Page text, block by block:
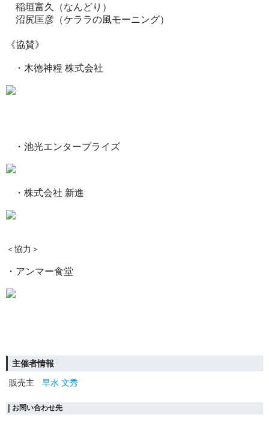
稲垣富久（なんどり）
沼尻匡彦（ケララの風モーニング）
《協賛》
・木徳神糧 株式会社
・池光エンタープライズ
・株式会社 新進
＜協力＞
・アンマー食堂
主催者情報
販売主
早水 文秀
お問い合わせ先